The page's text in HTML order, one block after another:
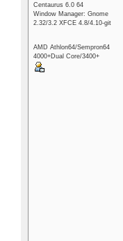
Centaurus 6.0 64
Window Manager: Gnome
2.32/3.2 XFCE 4.8/4.10-git
AMD Athlon64/Sempron64
4000+Dual Core/3400+